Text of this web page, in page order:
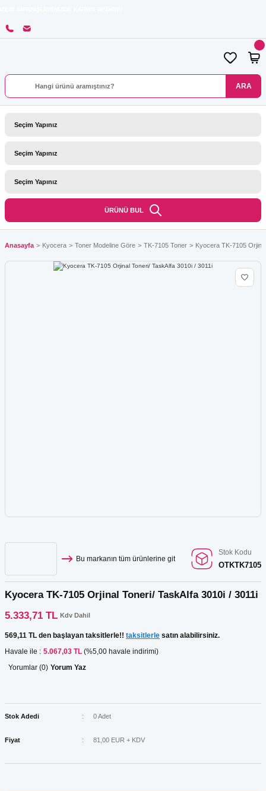
ARA
ÜRÜNÜ BUL
Anasayfa Kyocera Toner Modeline Göre TK-7105 Toner Kyocera TK-7105
Bu markanın tüm ürünlerine git
Stok Kodu
OTKTK7105
Kyocera TK-7105 Orjinal Toneri/ TaskAlfa 3010i / 3011i
5.333,71 TL Kdv Dahil
569,11 TL den başlayan taksitlerle!! taksitlerle satın alabilirsiniz.
Havale ile : 5.067,03 TL (%5,00 havale indirimi)
Yorumlar (0) Yorum Yaz
Stok Adedi 0 Adet
Fiyat 81,00 EUR + KDV